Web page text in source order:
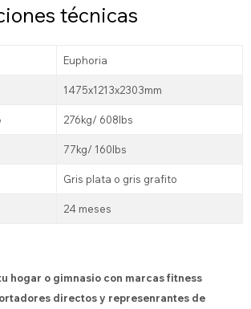
técnicas
Euphoria
1475x1213x2303mm
276kg/ 608lbs
77kg/ 160lbs
Gris plata o gris grafito
24 meses
hogar o gimnasio con marcas fitness
directos y represenrantes de